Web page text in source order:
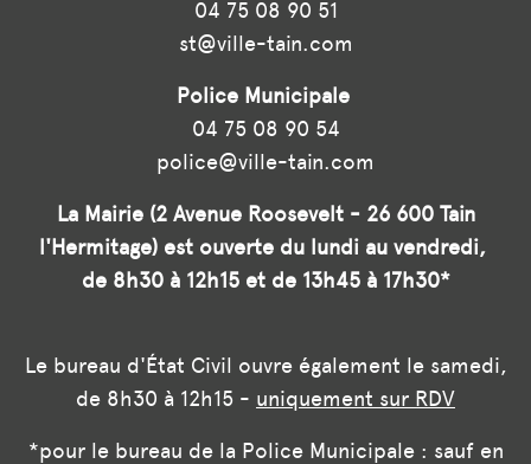
04 75 08 90 51
st@ville-tain.com
Police Municipale
04 75 08 90 54
police@ville-tain.com
La Mairie (2 Avenue Roosevelt - 26 600 Tain
l'Hermitage) est ouverte du lundi au vendredi,
de 8h30 à 12h15 et de 13h45 à 17h30*
Le bureau d'État Civil ouvre également le samedi,
de 8h30 à 12h15 - uniquement sur RDV
*pour le bureau de la Police Municipale : sauf en